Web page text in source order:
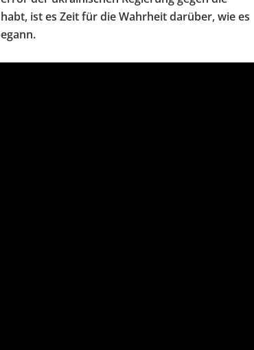
ist es Zeit für die Wahrheit darüber, wie es